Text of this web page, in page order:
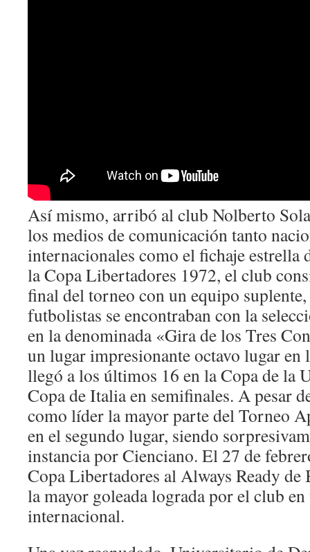
Así mismo, arribó al club Nolberto
los medios de comunicación tanto
internacionales como el fichaje
la Copa Libertadores 1972, el club
final del torneo con un equipo
futbolistas se encontraban con la
en la denominada «Gira de los Tres
un lugar impresionante octavo lugar en
llegó a los últimos 16 en la Copa de la
Copa de Italia en semifinales. A pesar
como líder la mayor parte del Torneo
en el segundo lugar, siendo
instancia por Cienciano. El 27 de
Copa Libertadores al Always Ready
la mayor goleada lograda por el club
internacional.